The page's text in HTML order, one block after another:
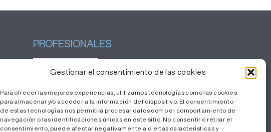
Gestionar el consentimiento de las cookies
Para ofrecer las mejores experiencias, utilizamos tecnologías como las cookies
para almacenar y/o acceder a la información del dispositivo. El consentimiento
de estas tecnologías nos permitirá procesar datos como el comportamiento de
navegación o las identificaciones únicas en este sitio. No consentir o retirar el
consentimiento, puede afectar negativamente a ciertas características y
PROFESIONALES
Gestión del conocimiento
Área Privada